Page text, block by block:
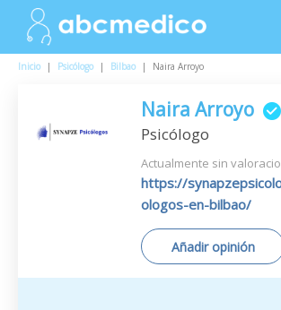
Inicio | Psicólogo | Bilbao | Naira Arroyo
Naira Arroyo
Psicólogo
Actualmente sin
https://
ologos-en-bilbao/
Añadir opinión